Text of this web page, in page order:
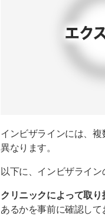
インビザラインには、
異なります。
以下に、インビザライ
クリニックによって取
あるかを事前に確認して